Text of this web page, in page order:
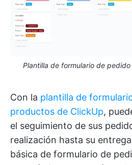
Plantilla de formulario de
Con la plantilla de
productos de ClickUp,
el seguimiento de sus
realización hasta su
básica de formulario de